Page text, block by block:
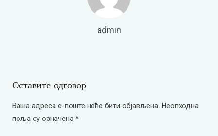
admin
Оставите одговор
Ваша адреса е-поште неће бити објављена. Неопходна
поља су означена *